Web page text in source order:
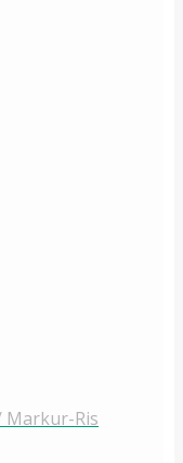
Markur-Ris